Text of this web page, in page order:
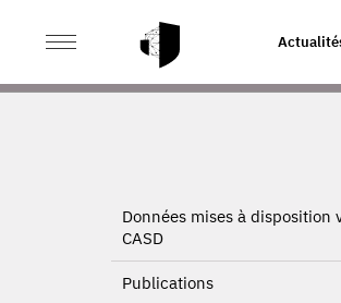
ACCUEIL LE
Données mises à disposition
CASD
Publications